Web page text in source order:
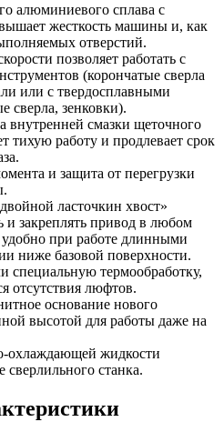
алюминиевого сплава с
жесткость машины и, как
отверстий.
позволяет работать с
(корончатые сверла
или с твердосплавными
сверла, зенковки).
внутренней смазки щеточного
тихую работу и продлевает срок
и защита от перегрузки
ласточкин хвост»
и закреплять привод в любом
при работе длинными
ниже базовой поверхности.
термообработку,
отсутствия люфтов.
основание нового
высотой для работы даже на
охлаждающей жидкости
сверлильного станка.